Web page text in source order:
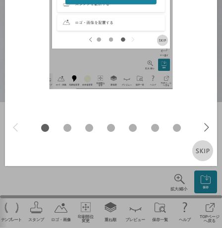
保存
拡大/縮小
テンプレート スタンプ ロゴ・画像
印刷部位
変更 重ね順 プレビュー 保存一覧 ヘルプ
TOPページ
へ戻る